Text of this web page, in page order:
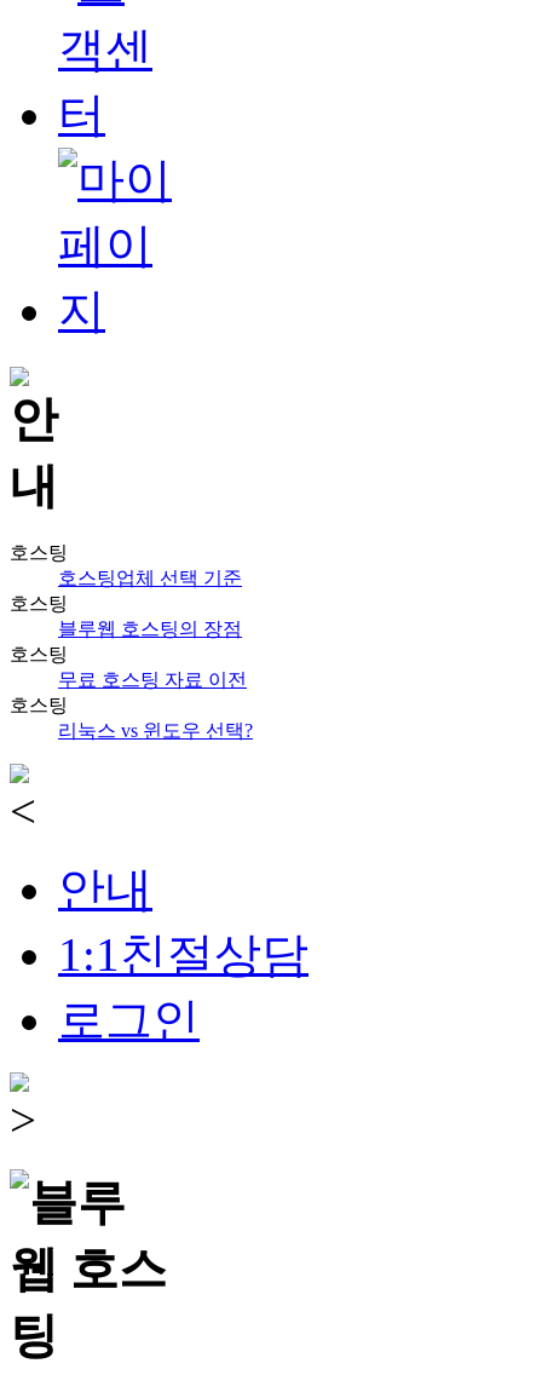
호스팅
호스팅업체 선택 기준
호스팅
블루웹 호스팅의 장점
호스팅
무료 호스팅 자료 이전
호스팅
리눅스 vs 윈도우 선택?
안내
1:1친절상담
로그인